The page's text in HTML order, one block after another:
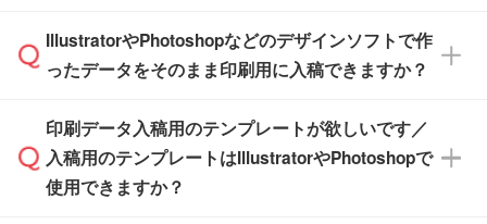
品が決まりましたらお早めのご発注をお願いい
たします。
※土日祝日を除く営業日換算です。
※沖縄・離島は追加日数がかかります。
※化粧箱から白箱への入れ替えや、オリジナル
箱の作成は原則承っておりません。
無料の「デザインシミュレーター」を使えば、
PCやスマホから簡単にデザインを作成できま
ザインソフトがなくても安心です。
また、「データ作成サービス
IllustratorやPhotoshopなどのデザインソフトで作
ったデータをそのまま印刷用に入稿できますか？
IllustratorやPhotoshop、CLIP STUDIOなどのデ
ザインソフトでこだわりのデザインを作成した
い方は、完全データ入稿
印刷データ入稿用のテンプレートが欲しいです／
入稿用のテンプレートはIllustratorやPhotoshopで
使用できますか？